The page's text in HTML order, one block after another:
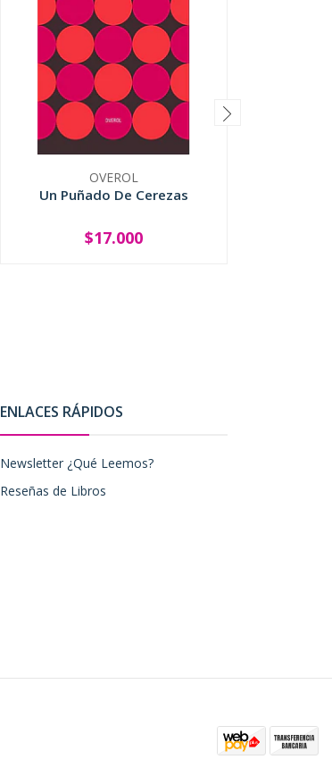
OVEROL
Un Puñado De Cerezas
+
$17.000
ENLACES RÁPIDOS
Newsletter ¿Qué Leemos?
Reseñas de Libros